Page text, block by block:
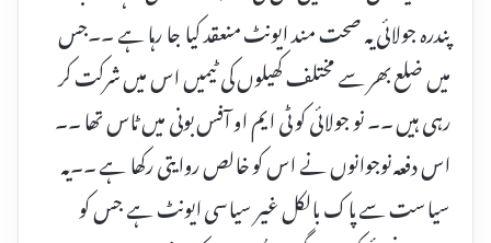
پندرہ جولائی یہ صحت مند ایونٹ منعقد کیا جا رہا ہے ۔۔جس
میں ضلع بھر سے مختلف کھیلوں کی ٹیمیں اس میں شرکت کر
رہی ہیں ۔۔ نو جولائی کو ٹی ایم او آفس بونی میں ٹاس تھا ۔۔
اس دفعہ نوجوانوں نے اس کو خالص روایتی رکھا ہے ۔۔یہ
سیاست سے پاک بالکل غیر سیاسی ایونٹ ہے جس کو